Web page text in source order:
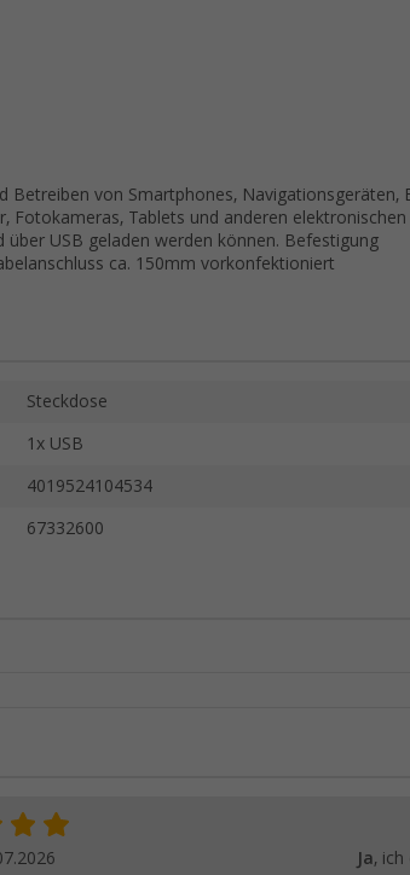
Betreiben von Smartphones, Navigationsgeräten,
Fotokameras, Tablets und anderen elektronischen
USB geladen werden können. Befestigung
ca. 150mm vorkonfektioniert
Steckdose
1x USB
4019524104534
67332600
Ja,